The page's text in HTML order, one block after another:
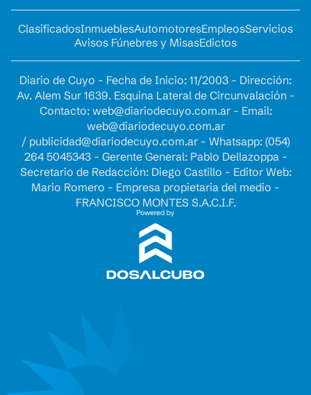
ClasificadosInmueblesAutomotoresEmpleosServicios
Avisos Fúnebres y MisasEdictos
Diario de Cuyo - Fecha de Inicio: 11/2003 - Dirección:
Av. Alem Sur 1639. Esquina Lateral de Circunvalación -
Contacto: web@diariodecuyo.com.ar- Email:
web@diariodecuyo.com.ar
/ publicidad@diariodecuyo.com.ar- Whatsapp: (054)
264 5045343 - Gerente General: Pablo Dellazoppa -
Secretario de Redacción: Diego Castillo - Editor Web:
Mario Romero - Empresa propietaria del medio -
FRANCISCO MONTES S.A.C.I.F.